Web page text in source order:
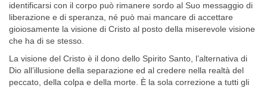
identificarsi con il corpo può rimanere sordo al Suo messaggio di
liberazione e di speranza, né può mai mancare di accettare
gioiosamente la visione di Cristo al posto della miserevole visione
che ha di se stesso.
La visione del Cristo è il dono dello Spirito Santo, l’alternativa di
Dio all’illusione della separazione ed al credere nella realtà del
pec­cato, della colpa e della morte. È la sola correzione a tutti gli